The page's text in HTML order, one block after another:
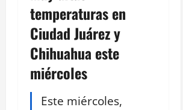
temperaturas en
Ciudad Juárez y
Chihuahua este
miércoles
Este miércoles,